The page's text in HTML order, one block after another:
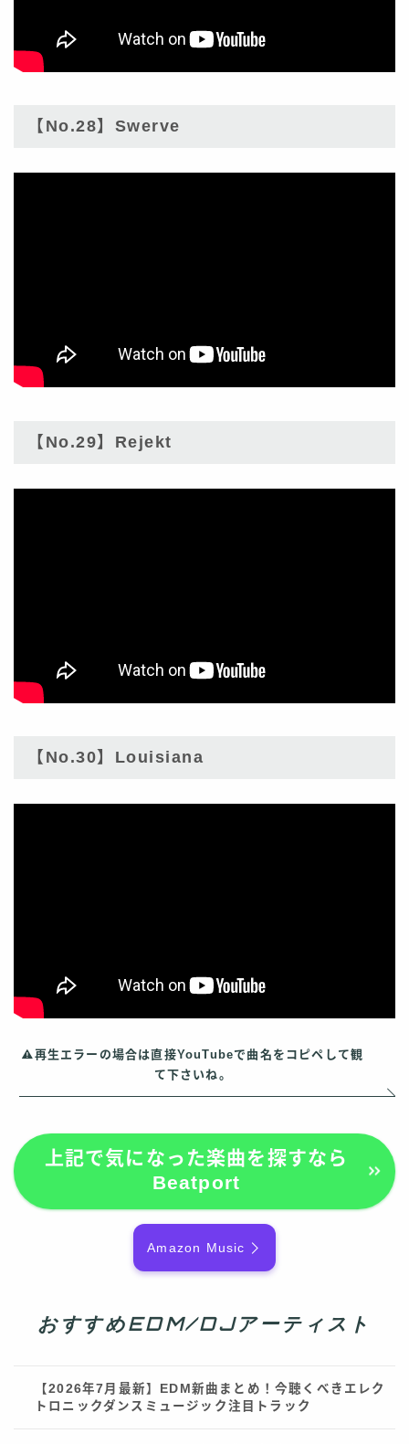
【No.28】Swerve
【No.29】Rejekt
【No.30】Louisiana
再生エラーの場合は直接YouTubeで曲名をコピペして観
て下さいね。
上記で気になった楽曲を探すなら
Beatport
Amazon Music
おすすめEDM/DJアーティスト
【2026年7月最新】EDM新曲まとめ！今聴くべきエレク
トロニックダンスミュージック注目トラック